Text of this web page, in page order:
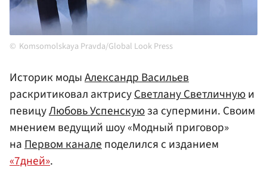
Komsomolskaya Pravda/Global Look Press
Историк модыАлександр Васильев
раскритиковал актрисуСветлану Светличнуюи
певицуЛюбовь Успенскуюза супермини. Своим
мнением ведущий шоу «Модный приговор»
наПервом каналеподелился с изданием
«7дней».